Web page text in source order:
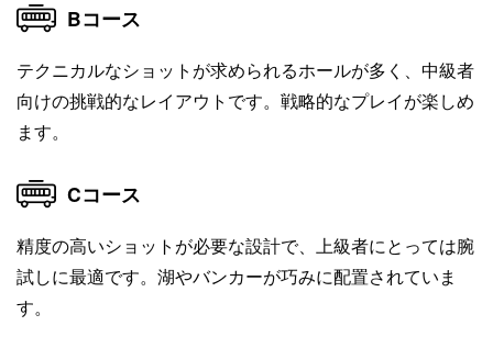
Bコース
テクニカルなショットが求められるホールが多く、中級者
向けの挑戦的なレイアウトです。戦略的なプレイが楽しめ
ます。
Cコース
精度の高いショットが必要な設計で、上級者にとっては腕
試しに最適です。湖やバンカーが巧みに配置されていま
す。